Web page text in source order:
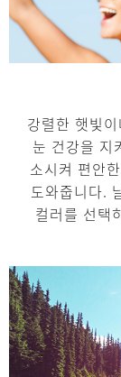
강렬한 햇빛
눈 건강을 지
소시켜 편안
도와줍니다.
컬러를 선택